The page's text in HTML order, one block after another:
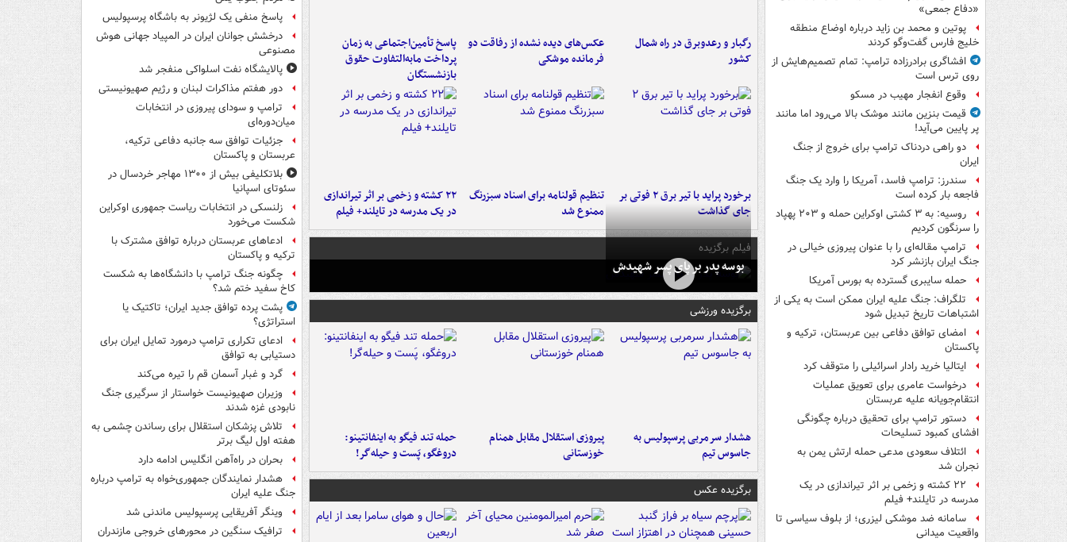
«دفاع جمعی»
پوتین و محمد بن زاید درباره اوضاع منطقه
خلیج فارس گفت‌وگو کردند
افشاگری برادرزاده ترامپ: تمام تصمیم‌هایش از
روی ترس است
وقوع انفجار مهیب در مسکو
قیمت بنزین مانند موشک بالا می‌رود اما مانند
پر پایین می‌آید!
دو راهی دردناک ترامپ برای خروج از جنگ
ایران
سندرز: ترامپ فاسد، آمریکا را وارد یک جنگ
فاجعه بار کرده است
روسیه: به ۳ کشتی اوکراین حمله و ۲۰۳ پهپاد
را سرنگون کردیم
ترامپ مقاله‌ای را با عنوان پیروزی خیالی در
جنگ ایران بازنشر کرد
حمله سایبری گسترده به بورس آمریکا
تلگراف: جنگ علیه ایران ممکن است به یکی از
اشتباهات تاریخ تبدیل شود
امضای توافق دفاعی بین عربستان، ترکیه و
پاکستان
ایتالیا خرید رادار اسرائیلی را متوقف کرد
درخواست عامری برای تعویق عملیات
انتقام‌جویانه علیه عربستان
دستور ترامپ برای تحقیق درباره چگونگی
افشای کمبود تسلیحات
ائتلاف سعودی مدعی حمله ارتش یمن به
نجران شد
۲۲ کشته و زخمی بر اثر تیراندازی در یک
مدرسه در تایلند+ فیلم
سامانه ضد موشکی لیزری؛ از بلوف سیاسی تا
واقعیت میدانی
رگبار و رعدوبرق در راه شمال
کشور
عکس‌های دیده نشده از رفاقت دو
فرمانده‌ موشکی
پاسخ تأمین‌اجتماعی به زمان
پرداخت مابه‌التفاوت حقوق
بازنشستگان
برخورد پراید با تیر برق ۲ فوتی بر
جای گذاشت
تنظیم قولنامه برای اسناد سبزرنگ
ممنوع شد
۲۲ کشته و زخمی بر اثر تیراندازی
در یک مدرسه در تایلند+ فیلم
فیلم برگزیده
بوسه‌ پدر بر پای پسر شهیدش
برگزیده ورزشی
هشدار سرمربی پرسپولیس به
جاسوس تیم
پیروزی استقلال مقابل همنام
خوزستانی
حمله تند فیگو به اینفانتینو:
دروغگو، پَست‌ و حیله‌گر!
برگزیده عکس
پاسخ منفی یک لژیونر به باشگاه پرسپولیس
درخشش جوانان ایران در المپیاد جهانی هوش
مصنوعی
پالایشگاه نفت اسلواکی منفجر شد
دور هفتم مذاکرات لبنان و رژیم صهیونیستی
ترامپ و سودای پیروزی در انتخابات
میان‌دوره‌ای
جزئیات توافق سه جانبه دفاعی ترکیه،
عربستان و پاکستان
بلاتکلیفی بیش از ۱۳۰۰ مهاجر خردسال در
سئوتای اسپانیا
زلنسکی در انتخابات ریاست جمهوری اوکراین
شکست می‌خورد
ادعاهای عربستان درباره توافق مشترک با
ترکیه و پاکستان
چگونه جنگ ترامپ با دانشگاه‌ها به شکست
کاخ سفید ختم شد؟
پشت پرده توافق جدید ایران؛ تاکتیک یا
استراتژی؟
ادعای تکراری ترامپ درمورد تمایل ایران برای
دستیابی به توافق
گرد و غبار آسمان قم را تیره می‌کند
وزیران صهیونیست خواستار از سرگیری جنگ
نابودی غزه شدند
تلاش پزشکان استقلال برای رساندن چشمی به
هفته اول لیگ برتر
بحران در راه‌آهن انگلیس ادامه دارد
هشدار نمایندگان جمهوری‌خواه به ترامپ درباره
جنگ علیه ایران
وینگر آفریقایی پرسپولیس ماندنی شد
ترافیک سنگین در محورهای خروجی مازندران